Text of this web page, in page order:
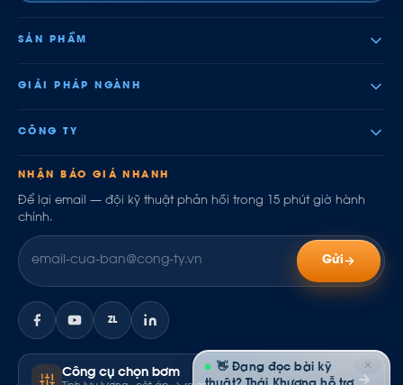
SẢN PHẨM
GIẢI PHÁP NGÀNH
CÔNG TY
NHẬN BÁO GIÁ NHANH
Để lại email — đội kỹ thuật phản hồi trong 15 phút giờ hành
chính.
Gửi
ZL
Công cụ chọn bơm
✕
👋 Đang đọc bài kỹ